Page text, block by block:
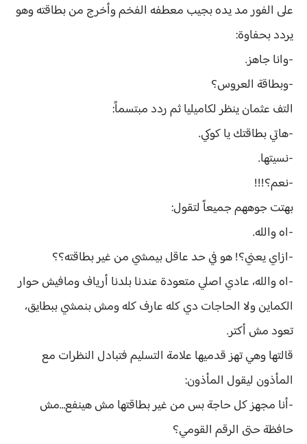
على الفور مد يده بجيب معطفه الفخم وأخرج من بطاقته وهو
يردد بحفاوة:
-وانا جاهز.
-وبطاقة العروس؟
التف عثمان ينظر لكاميليا ثم ردد مبتسماً:
-هاتي بطاقتك يا كوكي.
-نسيتها.
-نعم؟!!!
بهتت جوههم جميعاً لتقول:
-اه والله.
-ازاي يعني؟! هو في حد عاقل بيمشي من غير بطاقته؟؟
-اه والله، عادي اصلي متعودة عندنا بلدنا أرياف ومافيش حوار
الكماين ولا الحاجات دي كله عارف كله ومش بنمشي ببطايق،
تعود مش أكتر.
قالتها وهي تهز قدميها علامة التسليم فتبادل النظرات مع
المأذون ليقول المأذون:
-أنا مجهز كل حاجة بس من غير بطاقتها مش هينفع…مش
حافظة حتى الرقم القومي؟